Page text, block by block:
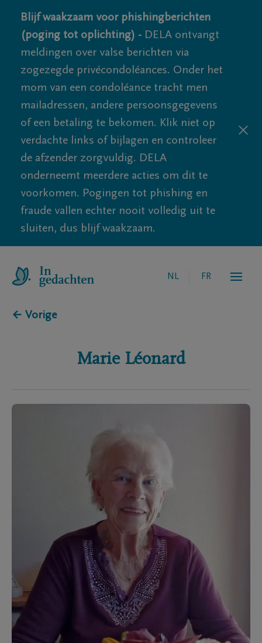
Blijf waakzaam voor phishingberichten
(poging tot oplichting) - DELA ontvangt
meldingen over valse berichten via
zogezegde privécondoléances. Onder het
mom van een condoléance tracht men
mailadressen, andere persoonsgegevens
of een betaling te bekomen. Klik niet op
verdachte links of bijlagen en controleer
de afzender zorgvuldig. DELA
onderneemt meerdere acties om dit te
voorkomen. Pogingen tot phishing en
fraude vallen echter nooit volledig uit te
sluiten, dus blijf waakzaam.
NL FR
← Vorige
Marie Léonard